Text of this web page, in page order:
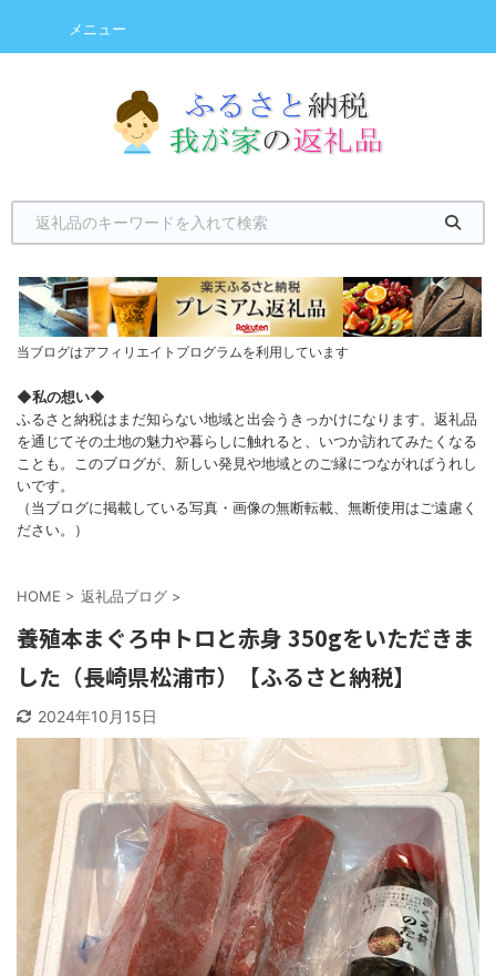
メニュー
当ブログはアフィリエイトプログラムを利用しています
◆私の想い◆
ふるさと納税はまだ知らない地域と出会うきっかけになります。返礼品
を通じてその土地の魅力や暮らしに触れると、いつか訪れてみたくなる
ことも。このブログが、新しい発見や地域とのご縁につながればうれし
いです。
（当ブログに掲載している写真・画像の無断転載、無断使用はご遠慮く
ださい。）
HOME > 返礼品ブログ >
養殖本まぐろ中トロと赤身 350gをいただきま
した（長崎県松浦市）【ふるさと納税】
2024年10月15日